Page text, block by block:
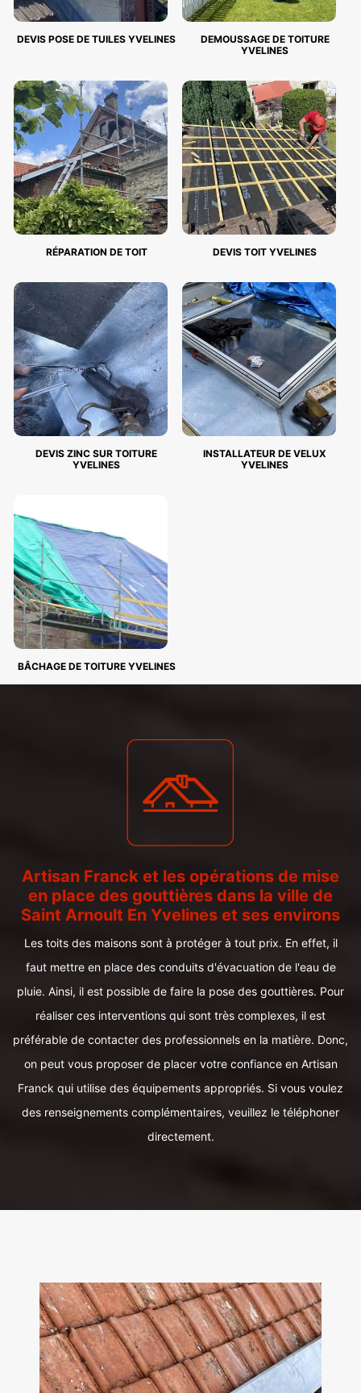
DEVIS POSE DE TUILES YVELINES
DEMOUSSAGE DE TOITURE
YVELINES
RÉPARATION DE TOIT DEVIS TOIT YVELINES
DEVIS ZINC SUR TOITURE
YVELINES
INSTALLATEUR DE VELUX
YVELINES
BÂCHAGE DE TOITURE YVELINES
Artisan Franck et les opérations de mise
en place des gouttières dans la ville de
Saint Arnoult En Yvelines et ses environs
Les toits des maisons sont à protéger à tout prix. En effet, il
faut mettre en place des conduits d'évacuation de l'eau de
pluie. Ainsi, il est possible de faire la pose des gouttières. Pour
réaliser ces interventions qui sont très complexes, il est
préférable de contacter des professionnels en la matière. Donc,
on peut vous proposer de placer votre confiance en Artisan
Franck qui utilise des équipements appropriés. Si vous voulez
des renseignements complémentaires, veuillez le téléphoner
directement.